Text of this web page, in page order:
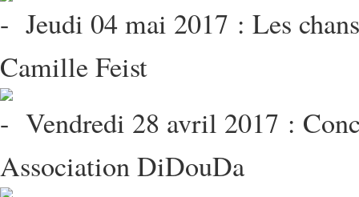
Jeudi 04 mai 2017 : Les
Camille Feist
Vendredi 28 avril 2017 :
Association DiDouDa